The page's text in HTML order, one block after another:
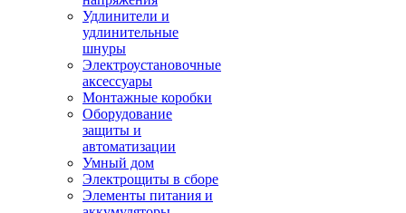
Удлинители и
удлинительные
шнуры
Электроустановочные
аксессуары
Монтажные коробки
Оборудование
защиты и
автоматизации
Умный дом
Электрощиты в сборе
Элементы питания и